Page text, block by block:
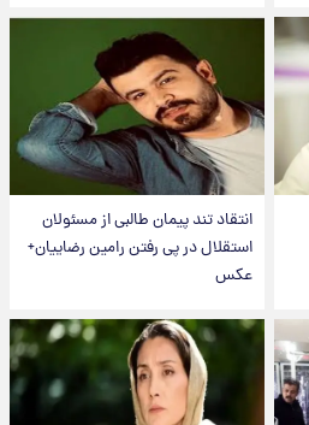
انتقاد تند پیمان طالبی از مسئولان
استقلال در پی رفتن رامین رضاییان+
عکس